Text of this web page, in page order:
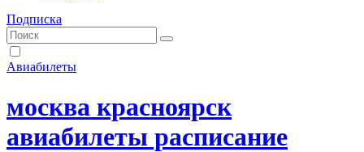
Подписка
Авиабилеты
москва красноярск
авиабилеты расписание